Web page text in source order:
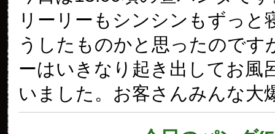
リーリーもシンシンもずっと
うしたものかと思ったのです
ーはいきなり起き出してお風
いました。お客さんみんな大